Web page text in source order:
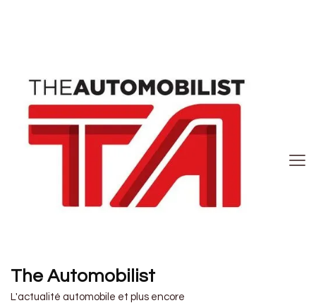
The Automobilist
L'actualité automobile et plus encore